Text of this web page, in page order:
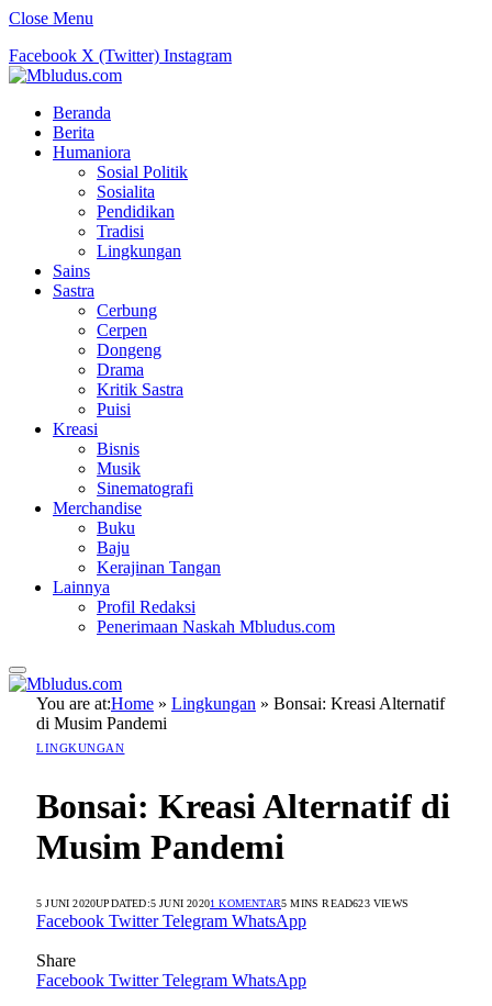
Close Menu
Facebook X (Twitter) Instagram
Beranda
Berita
Humaniora
Sosial Politik
Sosialita
Pendidikan
Tradisi
Lingkungan
Sains
Sastra
Cerbung
Cerpen
Dongeng
Drama
Kritik Sastra
Puisi
Kreasi
Bisnis
Musik
Sinematografi
Merchandise
Buku
Baju
Kerajinan Tangan
Lainnya
Profil Redaksi
Penerimaan Naskah Mbludus.com
You are at:Home » Lingkungan » Bonsai: Kreasi Alternatif
di Musim Pandemi
LINGKUNGAN
Bonsai: Kreasi Alternatif di
Musim Pandemi
5 JUNI 2020UPDATED:5 JUNI 20201 KOMENTAR5 MINS READ623VIEWS
Facebook Twitter Telegram WhatsApp
Share
Facebook Twitter Telegram WhatsApp